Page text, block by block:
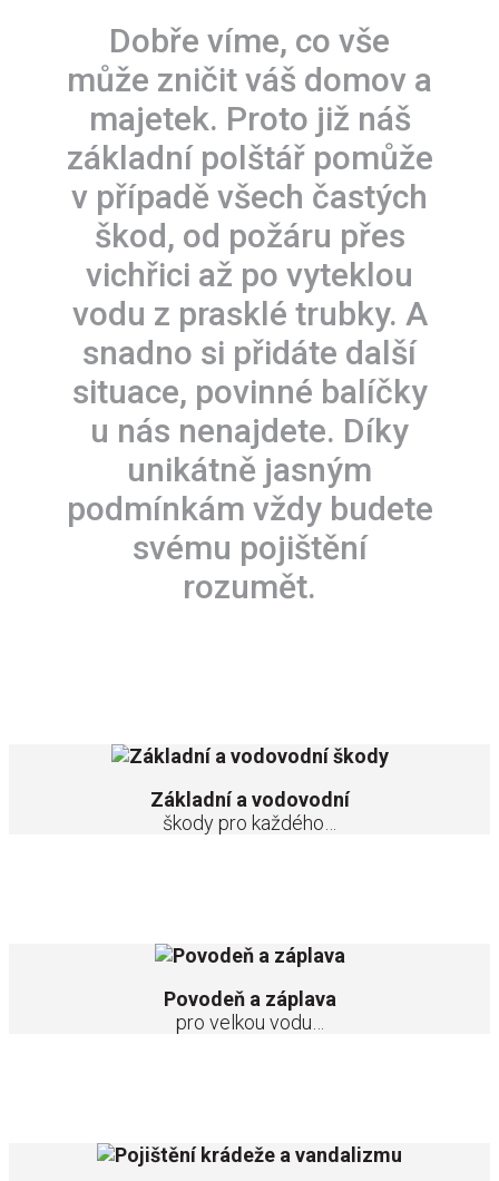
Dobře víme, co vše
může zničit váš domov a
majetek. Proto již náš
základní polštář pomůže
v případě všech častých
škod, od požáru přes
vichřici až po vyteklou
vodu z prasklé trubky. A
snadno si přidáte další
situace, povinné balíčky
u nás nenajdete. Díky
unikátně jasným
podmínkám vždy budete
svému pojištění
rozumět.
Základní a vodovodní
škody pro každého…
Povodeň a záplava
pro velkou vodu…